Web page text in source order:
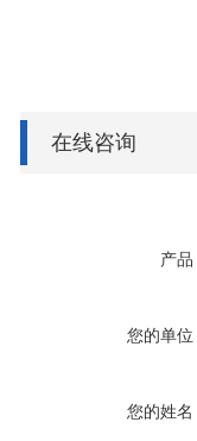
在线咨询
产品
您的单位
您的姓名